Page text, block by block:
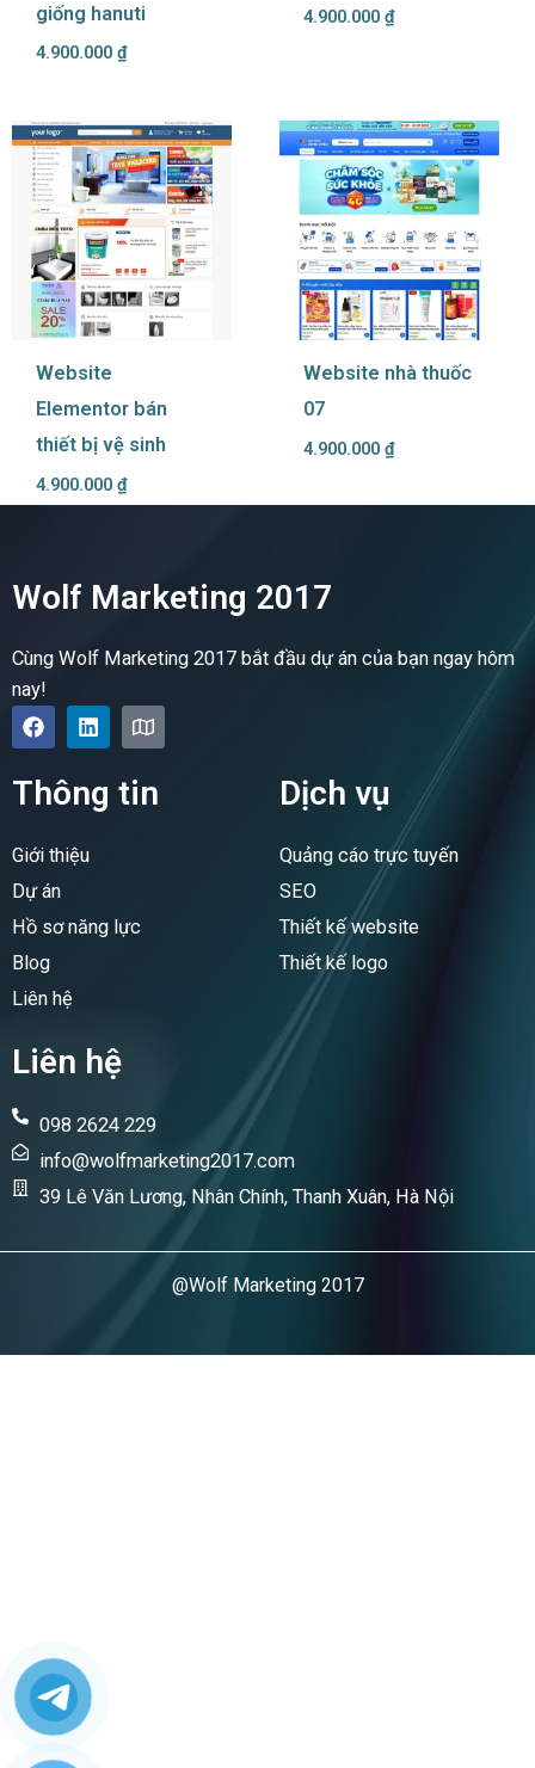
giống hanuti
4.900.000 ₫
4.900.000 ₫
Website
Elementor bán
thiết bị vệ sinh
4.900.000 ₫
Website nhà thuốc
07
4.900.000 ₫
Wolf Marketing 2017
Cùng Wolf Marketing 2017 bắt đầu dự án của bạn ngay hôm
nay!
F
a
c
e
b
o
k
L
i
n
e
n
M
a
p
Thông tin
Giới thiệu
Dự án
Hồ sơ năng lực
Blog
Liên hệ
Dịch vụ
Quảng cáo trực tuyến
SEO
Thiết kế website
Thiết kế logo
Liên hệ
098 2624 229
info@wolfmarketing2017.com
39 Lê Văn Lương, Nhân Chính, Thanh Xuân, Hà Nội
@Wolf Marketing 2017